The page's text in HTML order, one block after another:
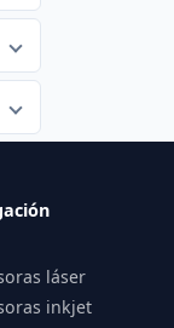
láser
inkjet